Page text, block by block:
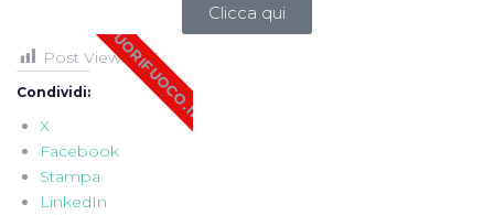
Clicca qui
FUORIFUOCO.IT
Post Views: 165
Condividi:
X
Facebook
Stampa
LinkedIn